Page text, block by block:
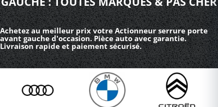
Achetez au meilleur prix votre Actionneur serrure porte
avant gauche d'occasion. Pièce auto avec garantie.
Livraison rapide et paiement sécurisé.